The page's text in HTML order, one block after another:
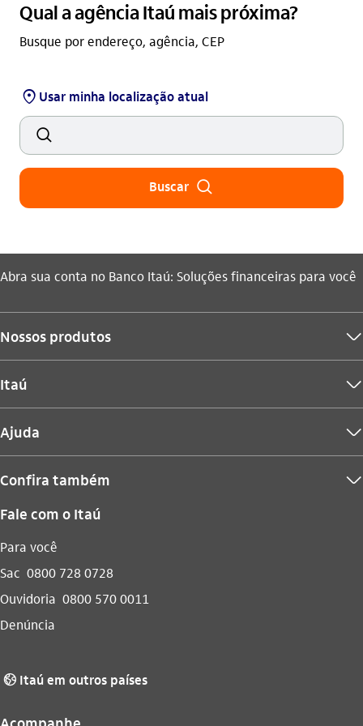
Qual a agência Itaú mais próxima?
Busque por endereço, agência, CEP
agencia_outline Usar minha localização atual
busca_outline
Buscar busca_outline
Você está aqui:
Abra sua conta no Banco Itaú: Soluções financeiras para você
Nossos produtos seta_baixo
Itaú seta_baixo
Ajuda seta_baixo
Confira também seta_baixo
Fale com o Itaú
Para você
Sac 0800 728 0728
Ouvidoria 0800 570 0011
Denúncia
globo_outline Itaú em outros países